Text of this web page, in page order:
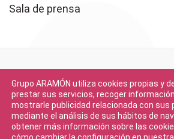
Sala de prensa
Descargar en
App Store
Grupo ARAMÓN utiliza cookies propias y
prestar sus servicios, recoger
mostrarle publicidad relacionada con sus
mediante el análisis de sus hábitos de
obtener más información sobre las